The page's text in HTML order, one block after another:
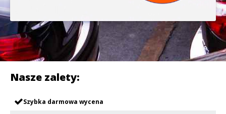
Nasze zalety:
Szybka darmowa wycena